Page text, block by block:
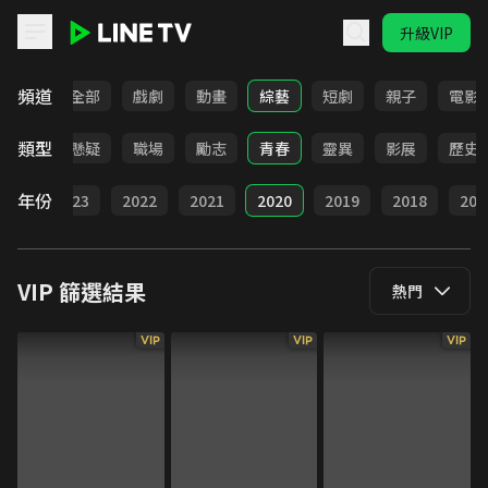
升級VIP
頻道 全部 戲劇 動畫 綜藝 短劇 親子 電影
類型
犯罪 懸疑 職場 勵志 青春 靈異 影展 歷史
年份 2023 2022 2021 2020 2019 2018
VIP 篩選結果 熱門
VIP VIP VIP